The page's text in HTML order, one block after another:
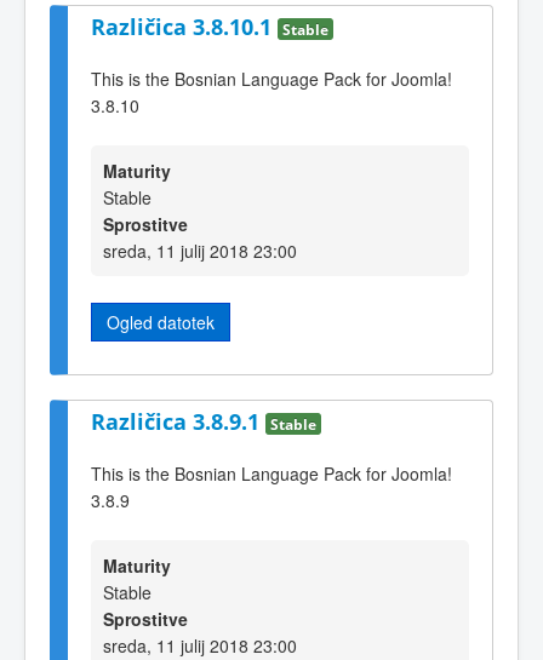
Različica 3.8.10.1 Stable
This is the Bosnian Language Pack for Joomla!
3.8.10
Maturity
Stable
Sprostitve
sreda, 11 julij 2018 23:00
Ogled datotek
Različica 3.8.9.1 Stable
This is the Bosnian Language Pack for Joomla!
3.8.9
Maturity
Stable
Sprostitve
sreda, 11 julij 2018 23:00